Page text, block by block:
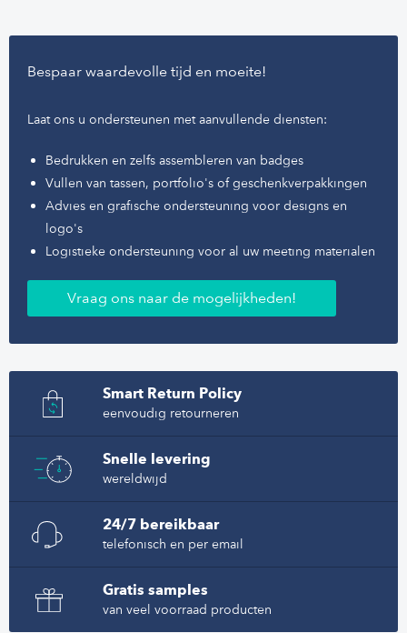
Bespaar waardevolle tijd en moeite!
Laat ons u ondersteunen met aanvullende diensten:
Bedrukken en zelfs assembleren van badges
Vullen van tassen, portfolio's of geschenkverpakkingen
Advies en grafische ondersteuning voor designs en
logo's
Logistieke ondersteuning voor al uw meeting materialen
Vraag ons naar de mogelijkheden!
Smart Return Policy
eenvoudig retourneren
Snelle levering
wereldwijd
24/7 bereikbaar
telefonisch en per email
Gratis samples
van veel voorraad producten